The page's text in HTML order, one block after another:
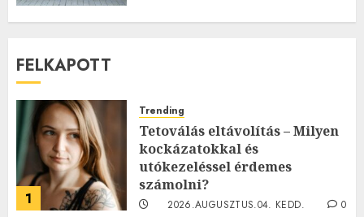
FELKAPOTT
1
Trending
Tetoválás eltávolítás – Milyen
kockázatokkal és
utókezeléssel érdemes
számolni?
2026.AUGUSZTUS.04. KEDD.
0